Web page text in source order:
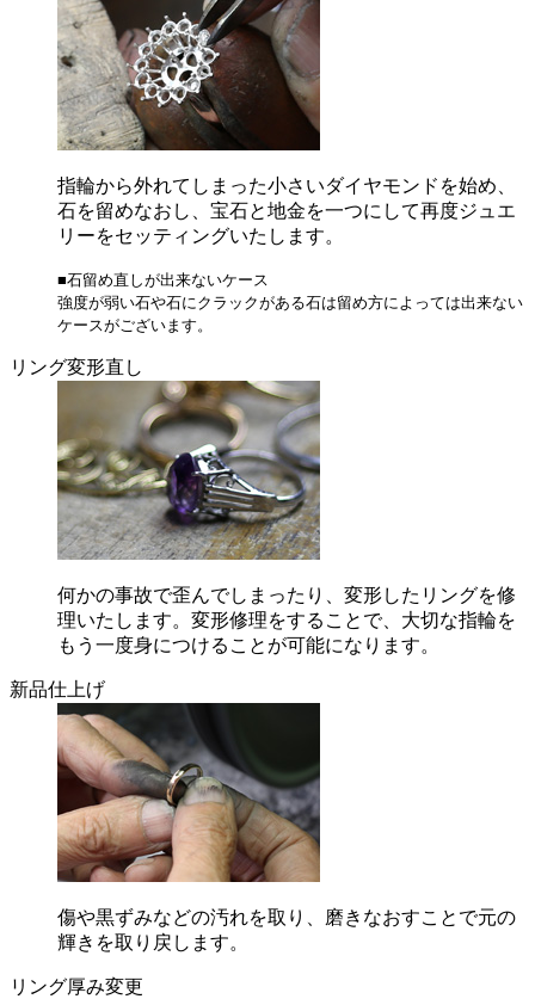
指輪から外れてしまった小さいダイヤモンドを始め、
石を留めなおし、宝石と地金を一つにして再度ジュエ
リーをセッティングいたします。
■石留め直しが出来ないケース
強度が弱い石や石にクラックがある石は留め方によっては出来ない
ケースがございます。
リング変形直し
何かの事故で歪んでしまったり、変形したリングを修
理いたします。変形修理をすることで、大切な指輪を
もう一度身につけることが可能になります。
新品仕上げ
傷や黒ずみなどの汚れを取り、磨きなおすことで元の
輝きを取り戻します。
リング厚み変更